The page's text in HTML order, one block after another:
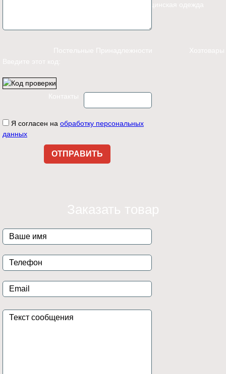
Медицинская одежда
Постельные Принадлежности Хозтовары
Контакты
Введите этот код:
Я согласен на обработку персональных
данных
Заказать товар